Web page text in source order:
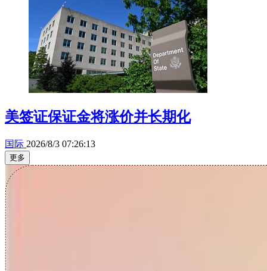
美签证保证金将涨价并长期化
国际 2026/8/3 07:26:13
更多